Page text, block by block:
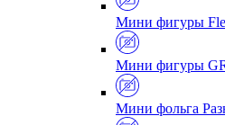
Мини фигуры
Мини фигуры
Мини фольга